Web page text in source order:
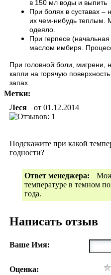
в 150 мл воды и выпить
При болях в суставах –
их чем-нибудь теплым.
одеяло.
При герпесе
маслом имбиря.
При головной боли, мигрени,
капли на горячую
запах.
Метки:
Леся
от 01.12.2014
Подскажите при какой
годности?
Ответ менеджера:
температуре в темном
года.
Написать отзыв
Ваше Имя:
Оценка: